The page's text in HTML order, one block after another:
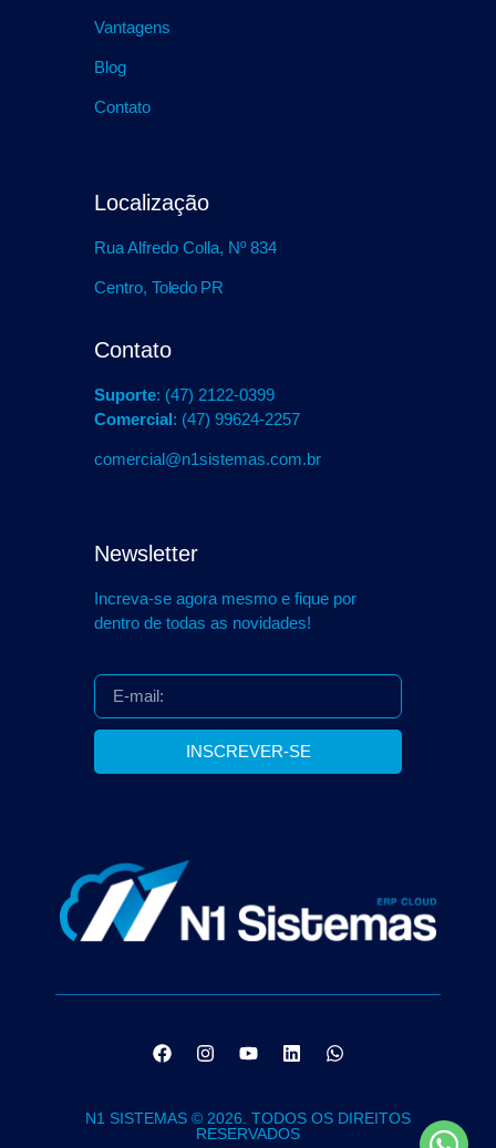
Vantagens
Blog
Contato
Localização
Rua Alfredo Colla, Nº 834
Centro, Toledo PR
Contato
Suporte: (47) 2122-0399
Comercial: (47) 99624-2257
comercial@n1sistemas.com.br
Newsletter
Increva-se agora mesmo e fique por
dentro de todas as novidades!
INSCREVER-SE
N1 SISTEMAS © 2026. TODOS OS DIREITOS
RESERVADOS